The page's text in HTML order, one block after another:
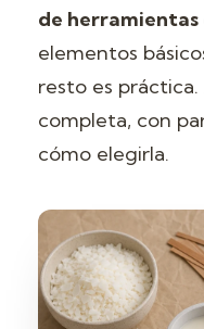
de herramientas
elementos
resto es
completa, con
cómo elegirla.